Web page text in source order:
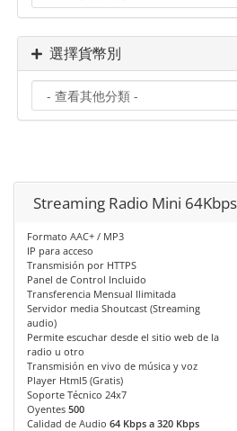
選擇貨幣別
Streaming Radio Mini
Formato AAC+ / MP3
IP para acceso
Transmisión por HTTPS
Panel de Control Incluido
Transferencia Mensual Ilimitada
Servidor media Shoutcast (Streaming
audio)
Permite escuchar desde el sitio web de la
radio u otro
Transmisión en vivo de música y voz
Player Html5 (Gratis)
Soporte Técnico 24x7
Oyentes 500
Calidad de Audio 64 Kbps a 320 Kbps